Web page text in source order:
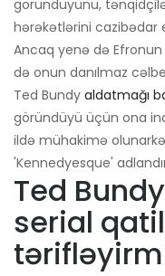
göründüyünü,
hərəkətlərini cazibədar
Ancaq yenə də
də onun danılmaz
Ted Bundy aldatmağı
göründüyü üçün ona
ildə mühakimə
'Kennedyesque'
Ted
serial